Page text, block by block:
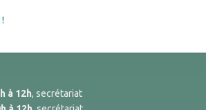
à 12h, secrétariat